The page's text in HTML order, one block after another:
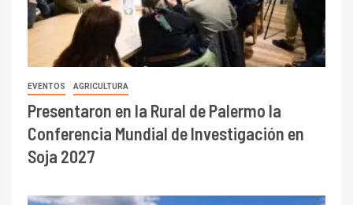
EVENTOS AGRICULTURA
Presentaron en la Rural de Palermo la
Conferencia Mundial de Investigación en
Soja 2027